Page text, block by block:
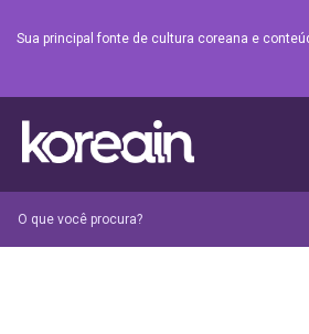
Sua principal fonte de cultura coreana e